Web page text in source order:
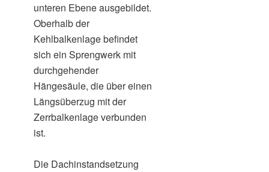
unteren Ebene ausgebildet.
Oberhalb der
Kehlbalkenlage befindet
sich ein Sprengwerk mit
durchgehender
Hängesäule, die über einen
Längsüberzug mit der
Zerrbalkenlage verbunden
ist.
Die Dachinstandsetzung